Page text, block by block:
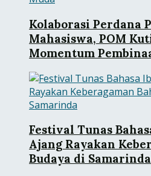
Kolaborasi Perdana
Mahasiswa, POM
Momentum
Festival Tunas
Ajang Rayakan
Budaya di Samarinda